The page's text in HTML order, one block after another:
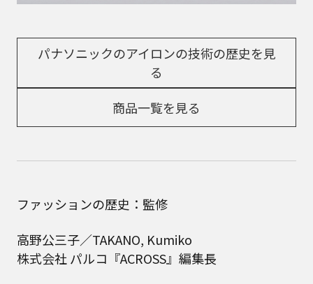
パナソニックのアイロンの技術の歴史を見
る
商品一覧を見る
ファッションの歴史：監修
高野公三子／TAKANO, Kumiko
株式会社 パルコ『ACROSS』編集長